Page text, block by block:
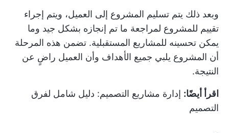
وبعد ذلك يتم تسليم المشروع إلى العميل، ويتم إجراء
تقييم للمشروع لمراجعة ما تم إنجازه بشكل جيد وما
يمكن تحسينه للمشاريع المستقبلية. تضمن هذه المرحلة
أن المشروع يلبي جميع الأهداف وأن العميل راضٍ عن
النتيجة.
اقرأ أيضًا: إدارة مشاريع التصميم: دليل شامل لفرق
التصميم